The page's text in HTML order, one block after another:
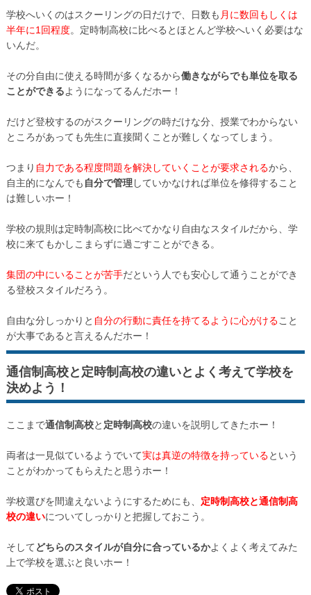
学校へいくのはスクーリングの日だけで、日数も 月に数回もしくは
半年に1回程度。定時制高校に比べるとほとんど学校へいく必要はな
いんだ。
その分自由に使える時間が多くなるから働きながらでも単位を取る
ことができるようになってるんだホー！
だけど登校するのがスクーリングの時だけな分、授業でわからない
ところがあっても先生に直接聞くことが難しくなってしまう。
つまり 自力である程度問題を解決していくことが要求されるから、
自主的になんでも 自分で管理していかなければ単位を修得すること
は難しいホー！
学校の規則は定時制高校に比べてかなり自由なスタイルだから、学
校に来てもかしこまらずに過ごすことができる。
集団の中にいることが苦手だという人でも安心して通うことができ
る登校スタイルだろう。
自由な分しっかりと 自分の行動に責任を持てるように心がけること
が大事であると言えるんだホー！
通信制高校と定時制高校の違いとよく考えて学校を
決めよう！
ここまで通信制高校と 定時制高校の違いを説明してきたホー！
両者は一見似ているようでいて実は真逆の特徴を持っているという
ことがわかってもらえたと思うホー！
学校選びを間違えないようにするためにも、 定時制高校と通信制高
校の違いについてしっかりと把握しておこう。
そして どちらのスタイルが自分に合っているかよくよく考えてみた
上で学校を選ぶと良いホー！